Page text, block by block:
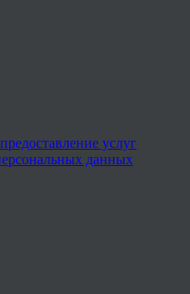
услуг
данных